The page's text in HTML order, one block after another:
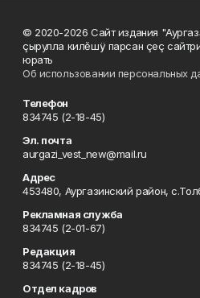
© 2020-2026 Сайт издания
çырулла килĕшÿ парсан çеç
юрать
Об использовании персональных
Телефон
834745 (2-18-45)
Эл. почта
aurgazi_vest_new@mail.ru
Адрес
453480, Аургазинский район,
Рекламная служба
834745 (2-01-67)
Редакция
834745 (2-18-45)
Отдел кадров